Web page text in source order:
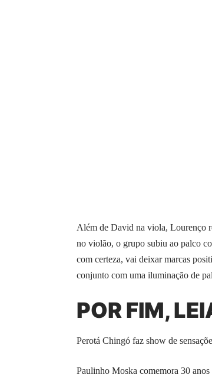
Além de David na viola, Lourenço
no violão, o grupo subiu ao palco
com certeza, vai deixar marcas
conjunto com uma iluminação de
POR FIM,
Perotá Chingó faz show de
Paulinho Moska comemora 30